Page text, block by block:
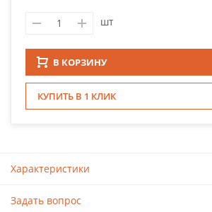
шт
В КОРЗИНУ
КУПИТЬ В 1 КЛИК
Характеристики
Задать вопрос